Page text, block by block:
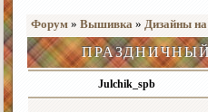
Форум » Вышивка » Дизайны
Julchik_spb